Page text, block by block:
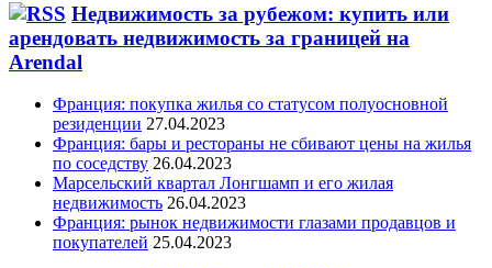
Недвижимость за рубежом: купить или
арендовать недвижимость за границей на
Arendal
Франция: покупка жилья со статусом полуосновной
резиденции 27.04.2023
Франция: бары и рестораны не сбивают цены на жилья
по соседству 26.04.2023
Марсельский квартал Лонгшамп и его жилая
недвижимость 26.04.2023
Франция: рынок недвижимости глазами продавцов и
покупателей 25.04.2023